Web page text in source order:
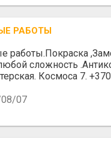
РАБОТЫ
работы.Покраска
сложность
Космоса 7.
07